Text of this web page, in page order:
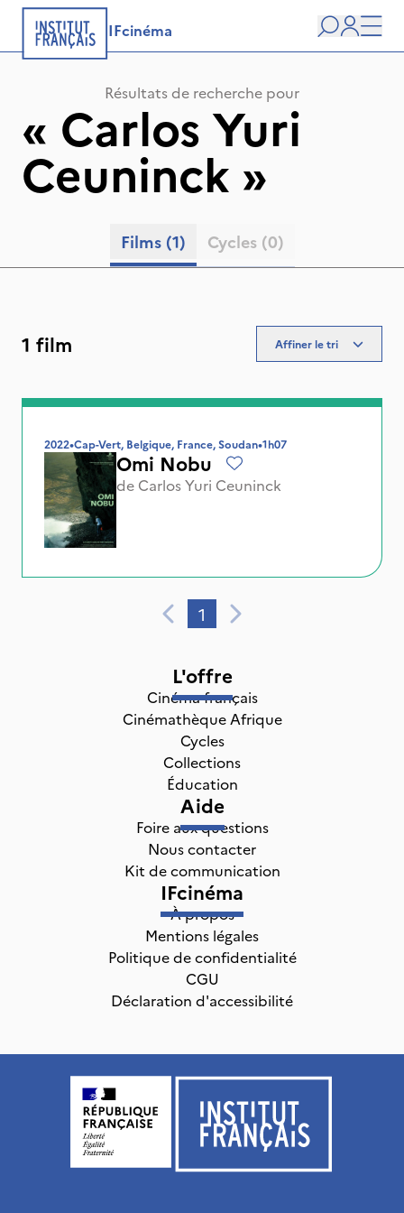
IFcinéma
user
Résultats de recherche pour
« Carlos Yuri
Ceuninck »
Films (1) Cycles (0)
1 film Affiner le tri
2022•Cap-Vert, Belgique, France, Soudan•1h07
Omi Nobu
de Carlos Yuri Ceuninck
1
L'offre
Cinéma français
Cinémathèque Afrique
Cycles
Collections
Éducation
Aide
Foire aux questions
Nous contacter
Kit de communication
IFcinéma
À propos
Mentions légales
Politique de confidentialité
CGU
Déclaration d'accessibilité